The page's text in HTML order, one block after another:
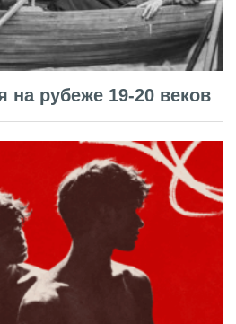
на рубеже 19-20 веков